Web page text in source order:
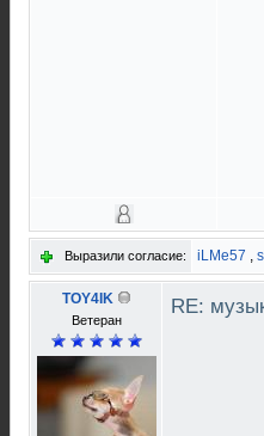
Выразили согласие: iLMe57 ,
TOY4IK
Ветеран
RE: